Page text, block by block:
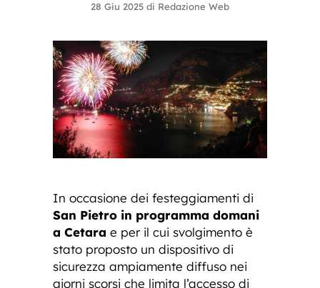
28 Giu 2025 di Redazione Web
In occasione dei festeggiamenti di
San Pietro in programma domani
a Cetara e per il cui svolgimento è
stato proposto un dispositivo di
sicurezza ampiamente diffuso nei
giorni scorsi che limita l’accesso di